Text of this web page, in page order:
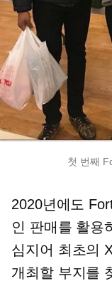
첫 번째
2020년에도
인 판매를 활용
심지어 최초의
개최할 부지를